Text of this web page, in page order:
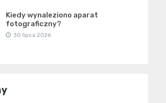
Kiedy wynaleziono aparat
fotograficzny?
30 lipca 2026